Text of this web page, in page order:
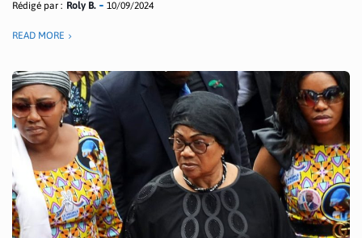
Rédigé par : Roly B. 10/09/2024
READ MORE